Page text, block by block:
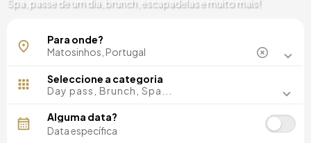
Spa, passe de um dia, brunch, escapadelas e muito mais!
Para onde?
Seleccione a categoria
Day pass, Brunch, Spa...
Alguma data?